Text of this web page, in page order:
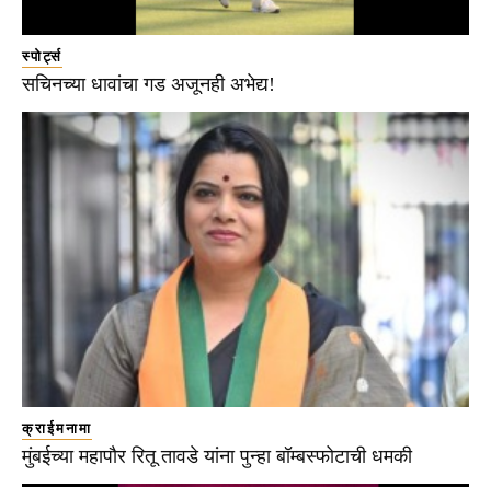
स्पोर्ट्स
सचिनच्या धावांचा गड अजूनही अभेद्य!
क्राईमनामा
मुंबईच्या महापौर रितू तावडे यांना पुन्हा बॉम्बस्फोटाची धमकी